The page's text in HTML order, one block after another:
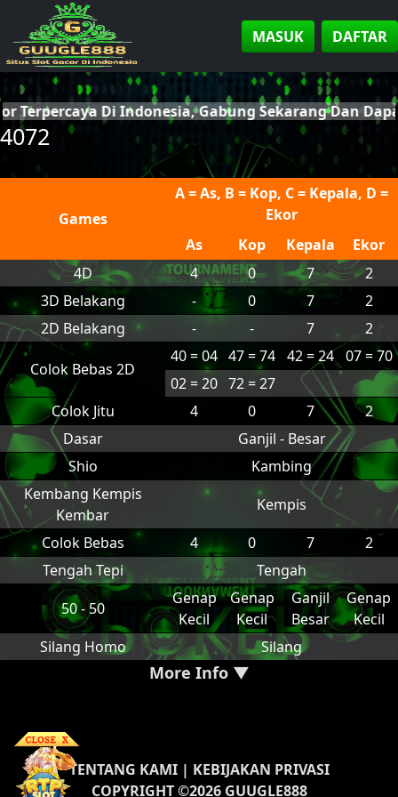
MASUK DAFTAR
Di Indonesia, Gabung Sekarang Dan
4072
Games
A = As, B = Kop, C = Kepala, D =
Ekor
As
Kop Kepala
Ekor
4D
4 0 7
2
3D Belakang
- 0 7
2
2D Belakang
- - 7 2
Colok Bebas 2D
40 = 04 47 = 74 42 = 24
07 = 70
02 = 20 72 = 27
Colok Jitu
4 0 7
2
Dasar
Ganjil - Besar
Shio
Kambing
Kembang Kempis
Kembar
Kempis
Colok Bebas
4 0 7
2
Tengah Tepi
Tengah
50 - 50
Genap
Kecil
Genap
Kecil
Ganjil
Besar
Genap
Kecil
Silang Homo
Silang
More Info ▼
TENTANG KAMI| KEBIJAKAN PRIVASI
COPYRIGHT ©2026 GUUGLE888